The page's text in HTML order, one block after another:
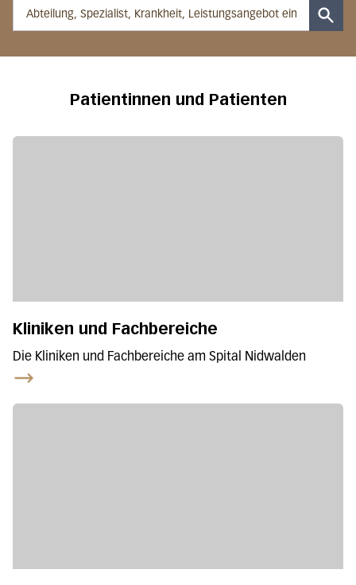
Patientinnen und Patienten
Kliniken und Fachbereiche
Die Kliniken und Fachbereiche am Spital Nidwalden